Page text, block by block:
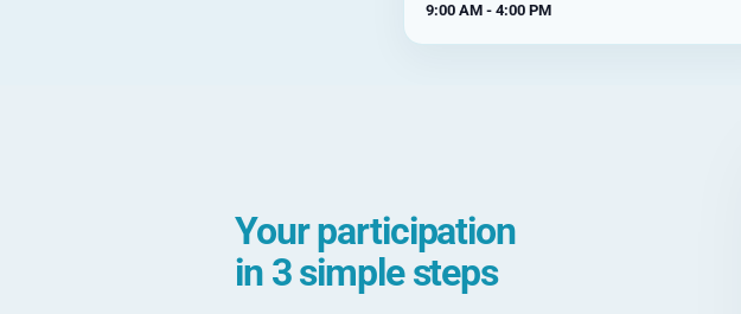
9:00 AM - 4:00 PM
Your participation
in 3 simple steps